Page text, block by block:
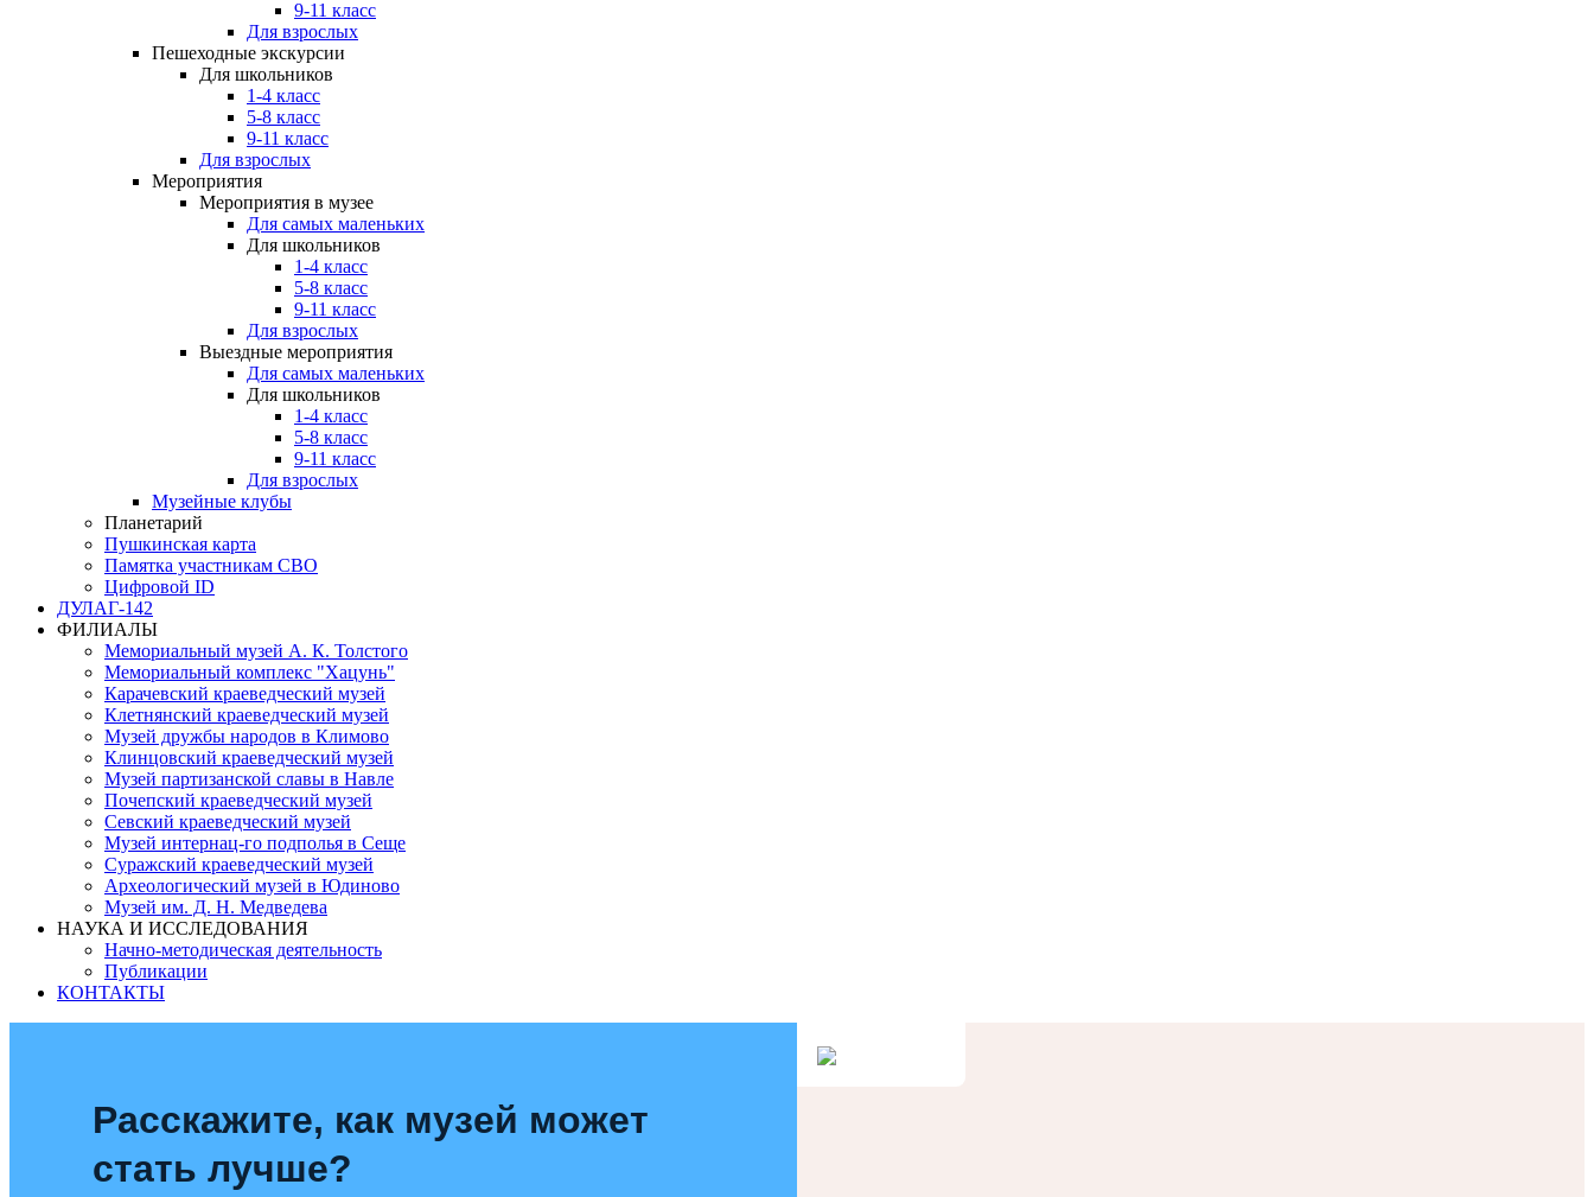
9-11 класс
Для взрослых
Пешеходные экскурсии
Для школьников
1-4 класс
5-8 класс
9-11 класс
Для взрослых
Мероприятия
Мероприятия в музее
Для самых маленьких
Для школьников
1-4 класс
5-8 класс
9-11 класс
Для взрослых
Выездные мероприятия
Для самых маленьких
Для школьников
1-4 класс
5-8 класс
9-11 класс
Для взрослых
Музейные клубы
Планетарий
Пушкинская карта
Памятка участникам СВО
Цифровой ID
ДУЛАГ-142
ФИЛИАЛЫ
Мемориальный музей А. К. Толстого
Мемориальный комплекс "Хацунь"
Карачевский краеведческий музей
Клетнянский краеведческий музей
Музей дружбы народов в Климово
Клинцовский краеведческий музей
Музей партизанской славы в Навле
Почепский краеведческий музей
Севский краеведческий музей
Музей интернац-го подполья в Сеще
Суражский краеведческий музей
Археологический музей в Юдиново
Музей им. Д. Н. Медведева
НАУКА И ИССЛЕДОВАНИЯ
Начно-методическая деятельность
Публикации
КОНТАКТЫ
Расскажите, как музей может
стать лучше?